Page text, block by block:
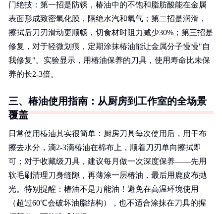
门绝技：第一招是防锈，椿油中的不饱和脂肪酸能在金属
表面形成致密氧化膜，隔绝水汽和氧气；第二招是润滑，
擦拭后刀刃滑动更顺畅，切食材时阻力减少30%；第三招是
修复，对于轻微划痕，定期涂抹椿油能让金属分子慢慢"自
我修复"。实验显示，用椿油保养的刀具，使用寿命比未保
养的长2-3倍。
三、椿油使用指南：从厨房到工作室的全场景
覆盖
日常使用椿油其实很简单：厨房刀具每次使用后，用干布
擦去水分，滴2-3滴椿油在棉布上，顺着刀刃单向擦拭即
可；对于收藏级刀具，建议每月做一次深度保养——先用
软毛刷清理刀身缝隙，再薄涂一层椿油，最后用鹿皮布抛
光。特别提醒：椿油不是万能油！避免在高温环境使用
（超过60℃会破坏油脂结构），也不适合涂抹在刀具的握